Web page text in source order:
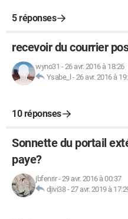
5 réponses
recevoir du courrier
wyno31 -26 avr. 2016 à 18:26
Ysabe_l -26 avr. 2016 à
10 réponses
Sonnette du portail
paye?
jbfenrir-29 avr. 2016 à 00:37
djivi38-27 avr. 2019 à